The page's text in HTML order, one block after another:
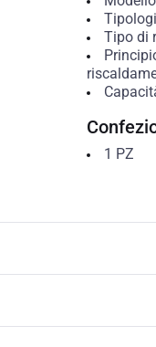
Tipo di
1 PZ